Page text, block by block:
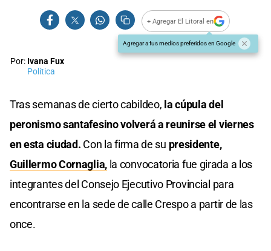
+ Agregar El Litoral en
Agregar a tus medios preferidos en Google
Por: Ivana Fux
Política
Tras semanas de cierto cabildeo, la cúpula del
peronismo santafesino volverá a reunirse el viernes
en esta ciudad. Con la firma de su presidente,
Guillermo Cornaglia, la convocatoria fue girada a los
integrantes del Consejo Ejecutivo Provincial para
encontrarse en la sede de calle Crespo a partir de las
once.